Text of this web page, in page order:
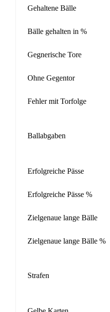
Gehaltene Bälle
Bälle gehalten in %
Gegnerische Tore
Ohne Gegentor
Fehler mit Torfolge
Ballabgaben
Erfolgreiche Pässe
Erfolgreiche Pässe %
Zielgenaue lange Bälle
Zielgenaue lange Bälle %
Strafen